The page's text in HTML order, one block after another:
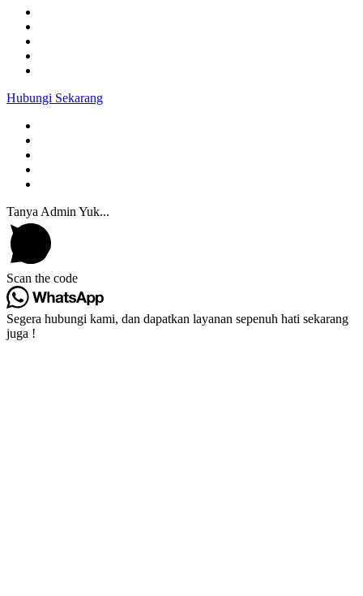
Hubungi Sekarang
Tanya Admin Yuk...
Scan the code
Segera hubungi kami, dan dapatkan layanan sepenuh hati sekarang
juga !